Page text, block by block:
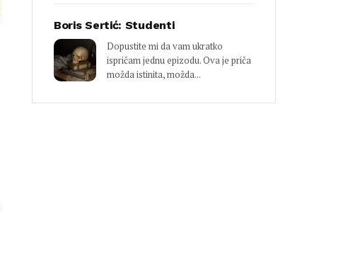
Boris Sertić: Studenti
Dopustite mi da vam ukratko
ispričam jednu epizodu. Ova je priča
možda istinita, možda...